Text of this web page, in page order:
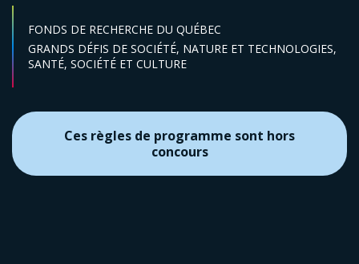
FONDS DE RECHERCHE DU QUÉBEC
Secteur :
GRANDS DÉFIS DE SOCIÉTÉ, NATURE ET TECHNOLOGIES,
SANTÉ, SOCIÉTÉ ET CULTURE
Ces règles de programme sont hors
concours